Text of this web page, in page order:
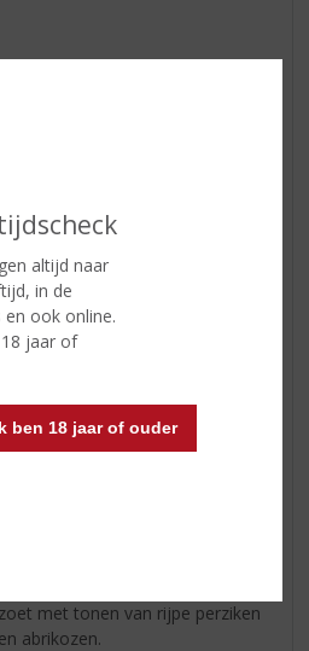
altijd naar
in de
en ook online.
jaar of
ben 18 jaar of ouder
Champagne
CL
zoet met tonen van rijpe perziken
en abrikozen.